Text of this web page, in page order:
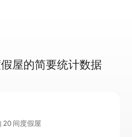
屋的简要统计数据
20 间度假屋